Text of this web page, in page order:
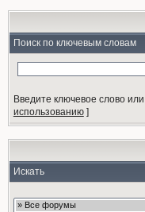
Поиск по ключевым словам
Введите ключевое слово
использованию]
Искать